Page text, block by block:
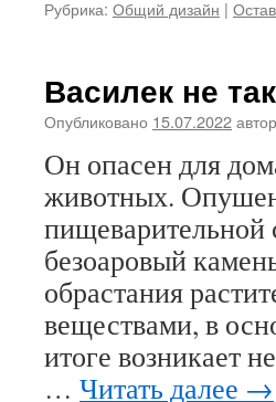
Рубрика: Общий дизайн |
Василек не
Опубликовано 15.07.2022
Он опасен для
животных.
пищеварительной
безоаровый
обрастания
веществами, в
итоге возникает
… Читать далее →